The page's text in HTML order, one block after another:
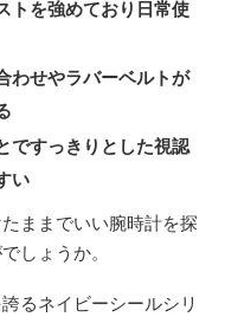
トを強めており日常使
わせやラバーベルトが
ですっきりとした視認
い
ままでいい腕時計を探
しょうか。
るネイビーシールシリ